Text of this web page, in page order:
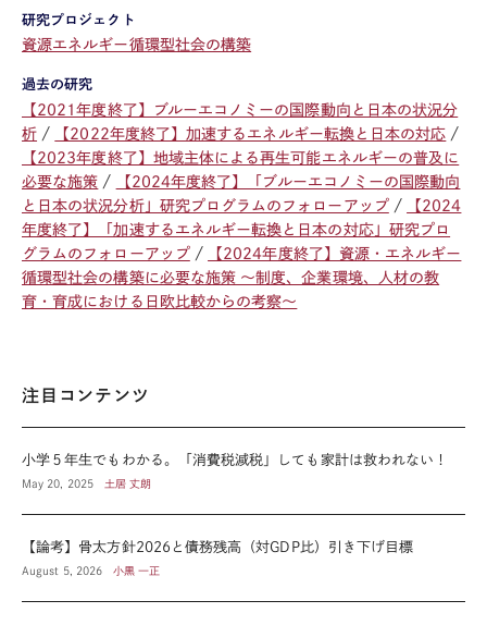
研究プロジェクト
資源エネルギー循環型社会の構築
過去の研究
【2021年度終了】ブルーエコノミーの国際動向と日本の状況分
析
【2022年度終了】加速するエネルギー転換と日本の対応
【2023年度終了】地域主体による再生可能エネルギーの普及に
必要な施策
【2024年度終了】「ブルーエコノミーの国際動向
と日本の状況分析」研究プログラムのフォローアップ
【2024
年度終了】「加速するエネルギー転換と日本の対応」研究プロ
グラムのフォローアップ
【2024年度終了】資源・エネルギー
循環型社会の構築に必要な施策 ～制度、企業環境、人材の教
育・育成における日欧比較からの考察～
注目コンテンツ
小学５年生でもわかる。「消費税減税」しても家計は救われない！
May 20, 2025 土居 丈朗
【論考】骨太方針2026と債務残高（対GDP比）引き下げ目標
August 5, 2026 小黒 一正